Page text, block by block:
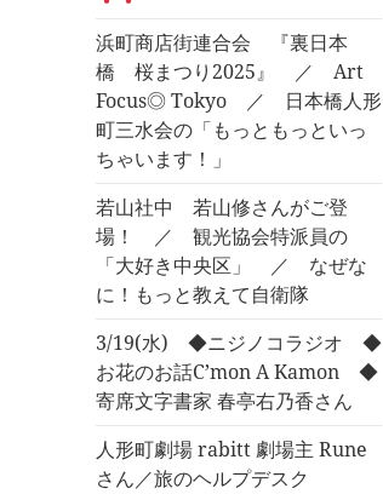
浜町商店街連合会 『裏日本
橋 桜まつり2025』 ／ Art
Focus◎ Tokyo ／ 日本橋人形
町三水会の「もっともっといっ
ちゃいます！」
若山社中 若山修さんがご登
場！ ／ 観光協会特派員の
「大好き中央区」 ／ なぜな
に！もっと教えて自衛隊
3/19(水) ◆ニジノコラジオ ◆
お花のお話C’mon A Kamon ◆
寄席文字書家 春亭右乃香さん
人形町劇場 rabitt 劇場主 Rune
さん／旅のヘルプデスク